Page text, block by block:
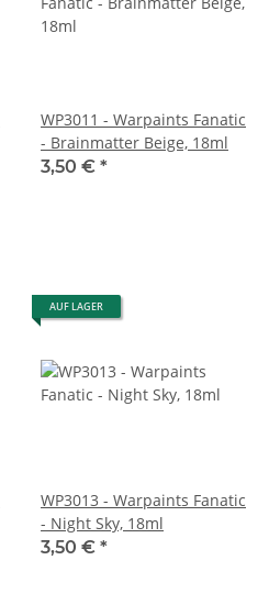
WP3011 - Warpaints Fanatic
- Brainmatter Beige, 18ml
3,50 € *
AUF LAGER
WP3013 - Warpaints Fanatic
- Night Sky, 18ml
3,50 € *